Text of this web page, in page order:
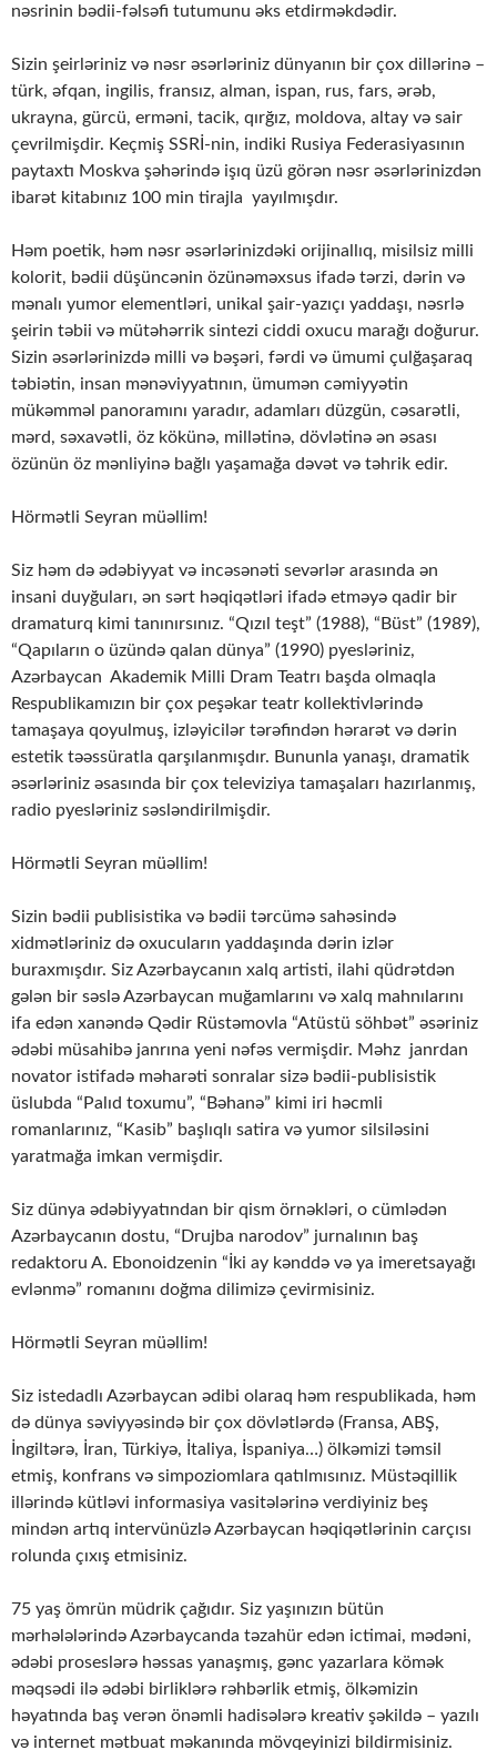
nəsrinin bədii-fəlsəfi tutumunu əks etdirməkdədir.
Sizin şeirləriniz və nəsr əsərləriniz dünyanın bir çox dillərinə –
türk, əfqan, ingilis, fransız, alman, ispan, rus, fars, ərəb,
ukrayna, gürcü, erməni, tacik, qırğız, moldova, altay və sair
çevrilmişdir. Keçmiş SSRİ-nin, indiki Rusiya Federasiyasının
paytaxtı Moskva şəhərində işıq üzü görən nəsr əsərlərinizdən
ibarət kitabınız 100 min tirajla yayılmışdır.
Həm poetik, həm nəsr əsərlərinizdəki orijinallıq, misilsiz milli
kolorit, bədii düşüncənin özünəməxsus ifadə tərzi, dərin və
mənalı yumor elementləri, unikal şair-yazıçı yaddaşı, nəsrlə
şeirin təbii və mütəhərrik sintezi ciddi oxucu marağı doğurur.
Sizin əsərlərinizdə milli və bəşəri, fərdi və ümumi çulğaşaraq
təbiətin, insan mənəviyyatının, ümumən cəmiyyətin
mükəmməl panoramını yaradır, adamları düzgün, cəsarətli,
mərd, səxavətli, öz kökünə, millətinə, dövlətinə ən əsası
özünün öz mənliyinə bağlı yaşamağa dəvət və təhrik edir.
Hörmətli Seyran müəllim!
Siz həm də ədəbiyyat və incəsənəti sevərlər arasında ən
insani duyğuları, ən sərt həqiqətləri ifadə etməyə qadir bir
dramaturq kimi tanınırsınız. “Qızıl teşt” (1988), “Büst” (1989),
“Qapıların o üzündə qalan dünya” (1990) pyesləriniz,
Azərbaycan Akademik Milli Dram Teatrı başda olmaqla
Respublikamızın bir çox peşəkar teatr kollektivlərində
tamaşaya qoyulmuş, izləyicilər tərəfindən hərarət və dərin
estetik təəssüratla qarşılanmışdır. Bununla yanaşı, dramatik
əsərləriniz əsasında bir çox televiziya tamaşaları hazırlanmış,
radio pyesləriniz səsləndirilmişdir.
Hörmətli Seyran müəllim!
Sizin bədii publisistika və bədii tərcümə sahəsində
xidmətləriniz də oxucuların yaddaşında dərin izlər
buraxmışdır. Siz Azərbaycanın xalq artisti, ilahi qüdrətdən
gələn bir səslə Azərbaycan muğamlarını və xalq mahnılarını
ifa edən xanəndə Qədir Rüstəmovla “Atüstü söhbət” əsəriniz
ədəbi müsahibə janrına yeni nəfəs vermişdir. Məhz janrdan
novator istifadə məharəti sonralar sizə bədii-publisistik
üslubda “Palıd toxumu”, “Bəhanə” kimi iri həcmli
romanlarınız, “Kasib” başlıqlı satira və yumor silsiləsini
yaratmağa imkan vermişdir.
Siz dünya ədəbiyyatından bir qism örnəkləri, o cümlədən
Azərbaycanın dostu, “Drujba narodov” jurnalının baş
redaktoru A. Ebonoidzenin “İki ay kənddə və ya imeretsayağı
evlənmə” romanını doğma dilimizə çevirmisiniz.
Hörmətli Seyran müəllim!
Siz istedadlı Azərbaycan ədibi olaraq həm respublikada, həm
də dünya səviyyəsində bir çox dövlətlərdə (Fransa, ABŞ,
İngiltərə, İran, Türkiyə, İtaliya, İspaniya…) ölkəmizi təmsil
etmiş, konfrans və simpoziomlara qatılmısınız. Müstəqillik
illərində kütləvi informasiya vasitələrinə verdiyiniz beş
mindən artıq intervünüzlə Azərbaycan həqiqətlərinin carçısı
rolunda çıxış etmisiniz.
75 yaş ömrün müdrik çağıdır. Siz yaşınızın bütün
mərhələlərində Azərbaycanda təzahür edən ictimai, mədəni,
ədəbi proseslərə həssas yanaşmış, gənc yazarlara kömək
məqsədi ilə ədəbi birliklərə rəhbərlik etmiş, ölkəmizin
həyatında baş verən önəmli hadisələrə kreativ şəkildə – yazılı
və internet mətbuat məkanında mövqeyinizi bildirmisiniz.